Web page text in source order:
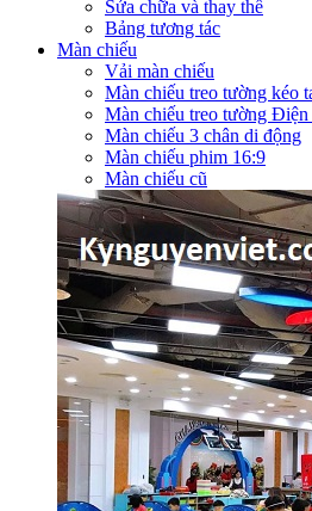
Sửa chữa và thay thế
Bảng tương tác
Màn chiếu
Vải màn chiếu
Màn chiếu treo tường kéo
Màn chiếu treo tường Điện
Màn chiếu 3 chân di động
Màn chiếu phim 16:9
Màn chiếu cũ